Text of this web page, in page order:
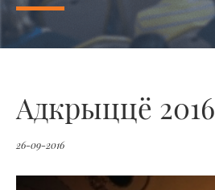
Адкрыццё
26-09-2016